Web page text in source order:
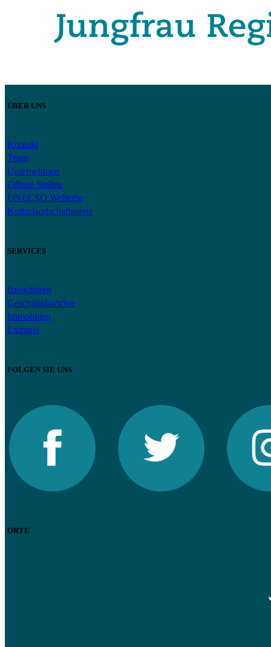
ÜBER UNS
Kontakt
Team
Unternehmen
Offene Stellen
UNECSO Welterbe
Kulturlandschaftspreis
SERVICES
Broschüren
Geschäftsberichte
Immobilien
Extranet
FOLGEN SIE UNS
ORTE